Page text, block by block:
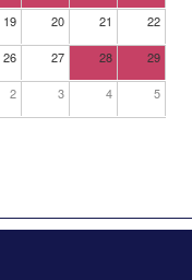
19 20 21 22
26 27 28 29
2 3 4 5